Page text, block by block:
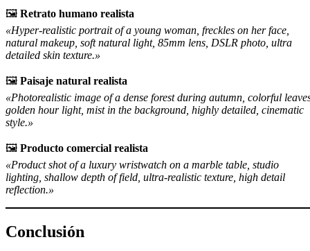
🖼️ Retrato humano realista
«Hyper-realistic portrait of a young woman, freckles on her face,
natural makeup, soft natural light, 85mm lens, DSLR photo, ultra
detailed skin texture.»
🖼️ Paisaje natural realista
«Photorealistic image of a dense forest during autumn, colorful
golden hour light, mist in the background, highly detailed, cinematic
style.»
🖼️ Producto comercial realista
«Product shot of a luxury wristwatch on a marble table, studio
lighting, shallow depth of field, ultra-realistic texture, high detail
reflection.»
Conclusión